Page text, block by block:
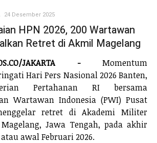
24 Desember 2025
HPN 2026, 200 Wartawan
Retret di Akmil Magelang
JAKARTA -Momentum
Hari Pers Nasional 2026 Banten,
Pertahanan RI bersama
Wartawan Indonesia (PWI) Pusat
retret di Akademi Militer
Jawa Tengah, pada akhir
awal Februari 2026.